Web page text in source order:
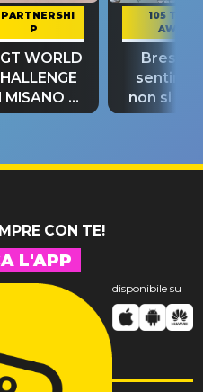
P
WORLD
MISANO si
105 TAKE
AWAY
Bresh:
non si
fino alla
CON TE!
L'APP
disponibile su